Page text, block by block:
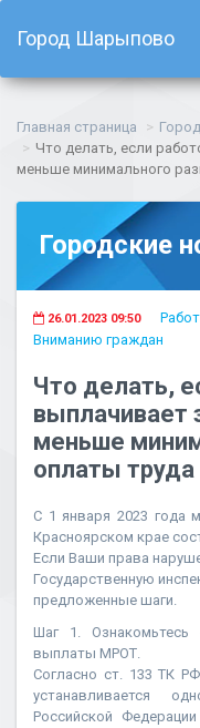
Город Шарыпово
Главная страница
Что делать, если
меньше минимального
Городские
26.01.2023 09:50
Вниманию граждан
Что делать,
выплачивает
меньше
оплаты
С 1 января 2023 года
Красноярском крае
Если Ваши права
Государственную
предложенные шаги.
Шаг 1. Ознакомьтесь
выплаты МРОТ.
Согласно ст. 133 ТК
устанавливается
Российской